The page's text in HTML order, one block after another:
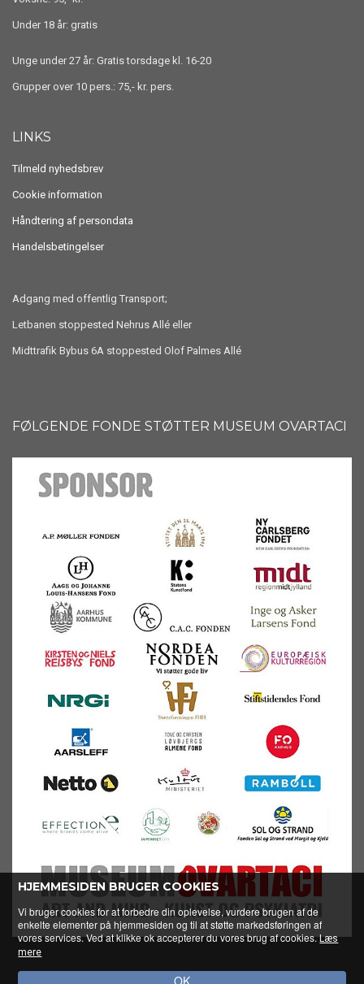
Under 18 år: gratis
Unge under 27 år: Gratis torsdage kl. 16-20
Grupper over 10 pers.: 75,- kr. pers.
LINKS
Tilmeld nyhedsbrev
Cookie information
Håndtering af persondata
Handelsbetingelser
Adgang med offentlig Transport;
Letbanen stoppested Nehrus Allé eller
Midttrafik Bybus 6A stoppested Olof Palmes Allé
FØLGENDE FONDE STØTTER MUSEUM OVARTACI
HJEMMESIDEN BRUGER COOKIES
Vi bruger cookies for at forbedre din oplevelse, vurdere brugen af de
enkelte elementer på hjemmesiden og til at støtte markedsføringen af
vores services. Ved at klikke ok accepterer du vores brug af cookies.Læs
mere